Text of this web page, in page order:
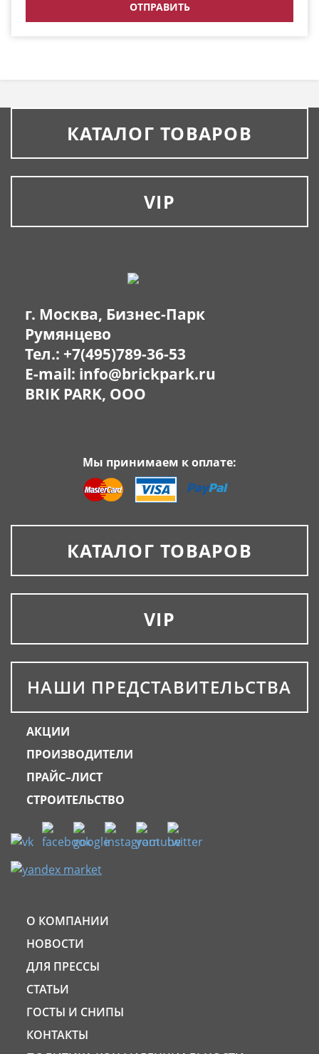
КАТАЛОГ ТОВАРОВ
VIP
г. Москва, Бизнес-Парк
Румянцево
Тел.: +7(495)789-36-53
E-mail: info@brickpark.ru
BRIK PARK, OOO
Мы принимаем к оплате:
КАТАЛОГ ТОВАРОВ
VIP
НАШИ ПРЕДСТАВИТЕЛЬСТВА
АКЦИИ
ПРОИЗВОДИТЕЛИ
ПРАЙС–ЛИСТ
СТРОИТЕЛЬСТВО
О КОМПАНИИ
НОВОСТИ
ДЛЯ ПРЕССЫ
СТАТЬИ
ГОСТЫ И СНИПЫ
КОНТАКТЫ